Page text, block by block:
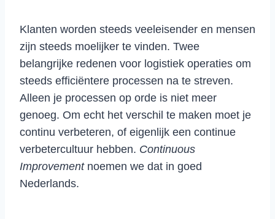
Klanten worden steeds veeleisender en mensen
zijn steeds moelijker te vinden. Twee
belangrijke redenen voor logistiek operaties om
steeds efficiëntere processen na te streven.
Alleen je processen op orde is niet meer
genoeg. Om echt het verschil te maken moet je
continu verbeteren, of eigenlijk een continue
verbetercultuur hebben. Continuous
Improvementnoemen we dat in goed
Nederlands.